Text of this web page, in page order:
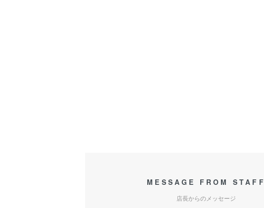
MESSAGE FROM STAFF
店長からのメッセージ